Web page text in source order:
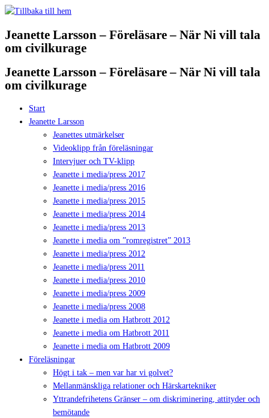
Hoppa
innehåll
Jeanette Larsson – Föreläsare – När Ni vill tala
om civilkurage
Jeanette Larsson – Föreläsare – När Ni vill tala
om civilkurage
Start
Jeanette Larsson
Jeanettes utmärkelser
Videoklipp från föreläsningar
Intervjuer och TV-klipp
Jeanette i media/press 2017
Jeanette i media/press 2016
Jeanette i media/press 2015
Jeanette i media/press 2014
Jeanette i media/press 2013
Jeanette i media om ”romregistret” 2013
Jeanette i media/press 2012
Jeanette i media/press 2011
Jeanette i media/press 2010
Jeanette i media/press 2009
Jeanette i media/press 2008
Jeanette i media om Hatbrott 2012
Jeanette i media om Hatbrott 2011
Jeanette i media om Hatbrott 2009
Föreläsningar
Högt i tak – men var har vi golvet?
Mellanmänskliga relationer och Härskartekniker
Yttrandefrihetens Gränser – om diskriminering, attityder och
bemötande